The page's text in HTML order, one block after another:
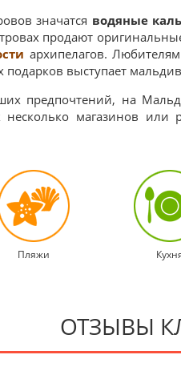
значатся водяные
продают
архипелагов.
выступает
предпочтений, на
несколько магазинов
Пляжи
ОТЗЫВЫ